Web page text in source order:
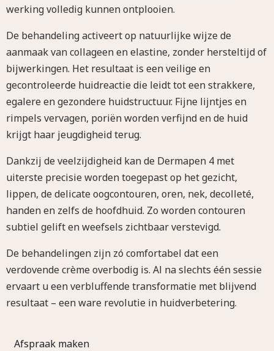
werking volledig kunnen ontplooien.
De behandeling activeert op natuurlijke wijze de
aanmaak van collageen en elastine, zonder hersteltijd of
bijwerkingen. Het resultaat is een veilige en
gecontroleerde huidreactie die leidt tot een strakkere,
egalere en gezondere huidstructuur. Fijne lijntjes en
rimpels vervagen, poriën worden verfijnd en de huid
krijgt haar jeugdigheid terug.
Dankzij de veelzijdigheid kan de Dermapen 4 met
uiterste precisie worden toegepast op het gezicht,
lippen, de delicate oogcontouren, oren, nek, decolleté,
handen en zelfs de hoofdhuid. Zo worden contouren
subtiel gelift en weefsels zichtbaar verstevigd.
De behandelingen zijn zó comfortabel dat een
verdovende crème overbodig is. Al na slechts één sessie
ervaart u een verbluffende transformatie met blijvend
resultaat – een ware revolutie in huidverbetering.
Afspraak maken